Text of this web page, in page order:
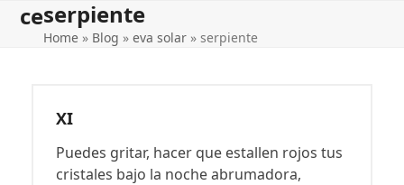
Skipce
Open
mobile
Close
mobile
serpiente
Home » Blog »eva solar »serpiente
XI
Puedes gritar, hacer que estallen rojos tus
cristales bajo la noche abrumadora,